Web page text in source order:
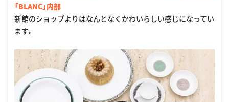
「BLANC」内部
新館のショップよりはなんとなくかわいらしい感じになってい
ます。